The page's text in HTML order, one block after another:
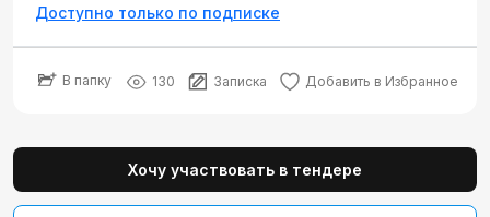
Доступно только по подписке
В папку 130 Записка Добавить в Избранное
Хочу участвовать в тендере